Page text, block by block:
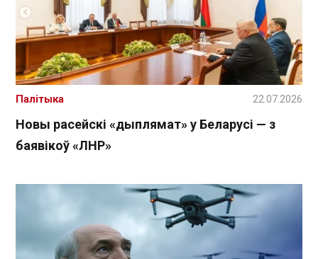
Новы расейскі «дыплямат» у Беларусі — з
баявікоў «ЛНР»
Палітыка 22.07.2026